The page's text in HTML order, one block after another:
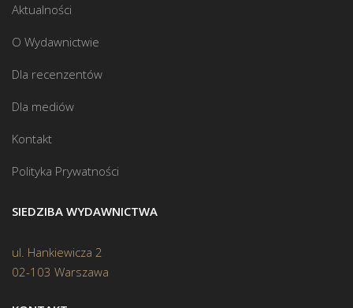
Aktualności
O Wydawnictwie
Dla recenzentów
Dla mediów
Kontakt
Polityka Prywatności
SIEDZIBA WYDAWNICTWA
ul. Hankiewicza 2
02-103 Warszawa